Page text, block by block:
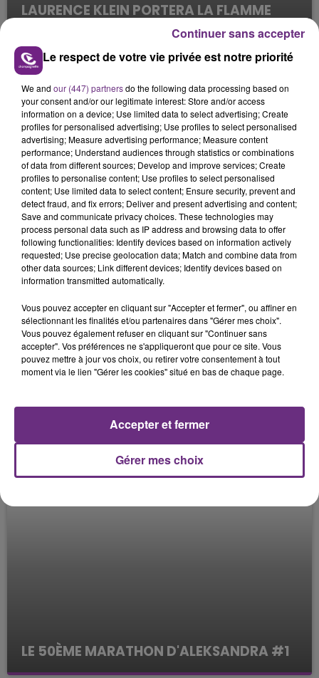
LAURENCE KLEIN PORTERA LA FLAMME
Le Mag des Sports
LE 50ÈME MARATHON D'ALEKSANDRA #2
Le Mag des Sports
LE 50ÈME MARATHON D'ALEKSANDRA #1
Le Mag des Sports
Le respect de votre vie privée est notre priorité
We and our (447) partnersdo the following data processing based on
your consent and/or our legitimate interest: Store and/or access
information on a device; Use limited data to select advertising; Create
profiles for personalised advertising; Use profiles to select personalised
advertising; Measure advertising performance; Measure content
performance; Understand audiences through statistics or combinations
of data from different sources; Develop and improve services; Create
profiles to personalise content; Use profiles to select personalised
content; Use limited data to select content; Ensure security, prevent and
detect fraud, and fix errors; Deliver and present advertising and content;
Save and communicate privacy choices. These technologies may
process personal data such as IP address and browsing data to offer
following functionalities: Identify devices based on information actively
requested; Use precise geolocation data; Match and combine data from
other data sources; Link different devices; Identify devices based on
information transmitted automatically.
Vous pouvez accepter en cliquant sur "Accepter et fermer", ou affiner en
sélectionnant les finalités et/ou partenaires dans "Gérer mes choix".
Vous pouvez également refuser en cliquant sur "Continuer sans
accepter". Vos préférences ne s'appliqueront que pour ce site. Vous
pouvez mettre à jour vos choix, ou retirer votre consentement à tout
moment via le lien "Gérer les cookies" situé en bas de chaque page.
Gérer mes choix
Accepter et fermer
Continuer sans accepter